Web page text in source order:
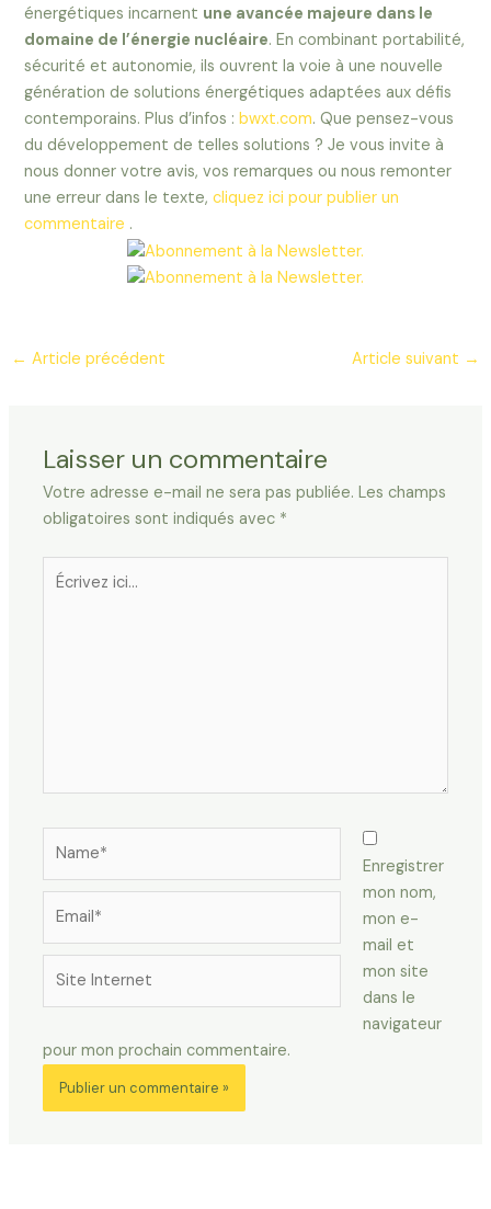
énergétiques incarnent une avancée majeure dans le
domaine de l’énergie nucléaire. En combinant portabilité,
sécurité et autonomie, ils ouvrent la voie à une nouvelle
génération de solutions énergétiques adaptées aux défis
contemporains. Plus d’infos :bwxt.com. Que pensez-vous
du développement de telles solutions ? Je vous invite à
nous donner votre avis, vos remarques ou nous remonter
une erreur dans le texte,cliquez ici pour publier un
commentaire .
← Article précédent Article suivant →
Laisser un commentaire
Votre adresse e-mail ne sera pas publiée. Les champs
obligatoires sont indiqués avec *
Écrivez
ici…
Enregistrer
mon nom,
mon e-
mail et
mon site
dans le
navigateur
pour mon prochain commentaire.